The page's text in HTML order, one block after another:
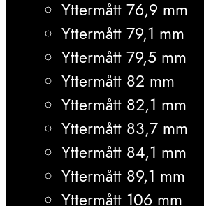
Yttermått 76,9 mm
Yttermått 79,1 mm
Yttermått 79,5 mm
Yttermått 82 mm
Yttermått 82,1 mm
Yttermått 83,7 mm
Yttermått 84,1 mm
Yttermått 89,1 mm
Yttermått 106 mm